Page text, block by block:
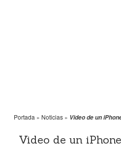
Portada » Noticias » Video de un
Video de un